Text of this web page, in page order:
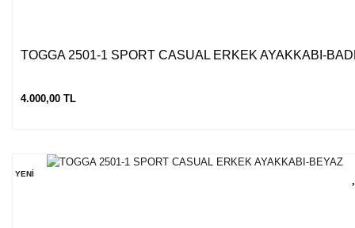
TOGGA 2501-1 SPORT CASUAL ERKEK AYAKKABI-
4.000,00 TL
YENİ